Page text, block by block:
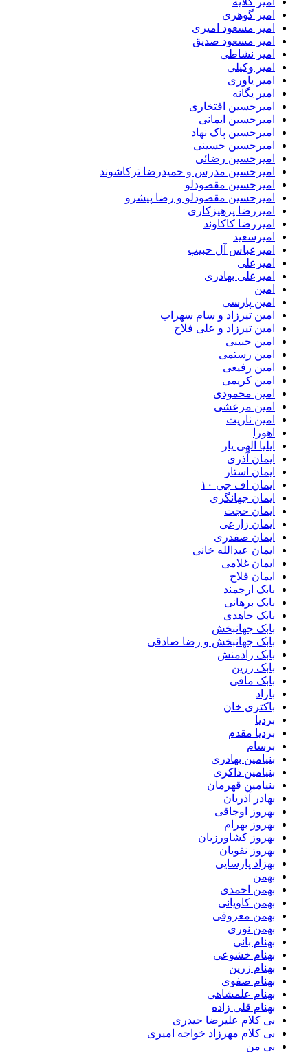
امیر گوهری
امیر مسعود امیری
امیر مسعود صدیق
امیر نشاطی
امیر وکیلی
امیر یاوری
امیر یگانه
امیرحسین افتخاری
امیرحسین ایمانی
امیرحسین پاک نهاد
امیرحسین حسینی
امیرحسین رضائی
امیرحسین مدرس و حمیدرضا ترکاشوند
امیرحسین مقصودلو
امیرحسین مقصودلو و رضا پیشرو
امیررضا پرهیزکاری
امیررضا کاکاوند
امیرسعید
امیرعباس آل حبیب
امیرعلی
امیرعلی بهادری
امین
امین پارسی
امین تیرزاد و سام سهراب
امین تیرزاد و علی فلاح
امین حبیبی
امین رستمی
امین رفیعی
امین کریمی
امین محمودی
امین مرعشی
امین ناریت
اهورا
ایلیا الهی یار
ایمان آذری
ایمان استار
ایمان اف جی ۱۰
ایمان جهانگری
ایمان حجت
ایمان زارعی
ایمان صفدری
ایمان عبدالله خانی
ایمان غلامی
ایمان فلاح
بابک ارجمند
بابک برهانی
بابک جاهدی
بابک جهانبخش
بابک جهانبخش و رضا صادقی
بابک رادمنش
بابک زرین
بابک مافی
باراد
باکتری خان
بردیا
بردیا مقدم
برسام
بنیامین بهادری
بنیامین ذاکری
بنیامین قهرمان
بهادر آذریان
بهروز اوجاقی
بهروز بهرام
بهروز کشاورزیان
بهروز نقویان
بهزاد پارسایی
بهمن
بهمن احمدی
بهمن کاویانی
بهمن معروفی
بهمن نوری
بهنام بانی
بهنام خشوعی
بهنام زرین
بهنام صفوی
بهنام علمشاهی
بهنام قلی زاده
بی کلام علیرضا حیدری
بی کلام مهرزاد خواجه امیری
بی من